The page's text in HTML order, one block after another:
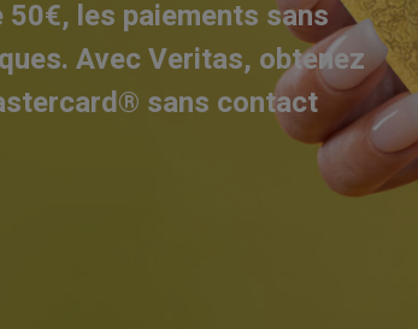
les paiements sans
Avec Veritas, obtenez
sans contact